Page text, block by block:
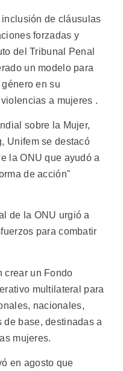
de cláusulas
forzadas y
del Tribunal Penal
un modelo para
en su
a mujeres .
sobre la Mujer,
Unifem se destacó
la ONU que ayudó a
de acción"
de la ONU urgió a
para combatir
crear un Fondo
multilateral para
nacionales,
base, destinadas a
mujeres.
en agosto que